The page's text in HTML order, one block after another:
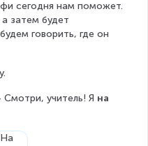
сегодня нам поможет.
затем будет
говорить, где он
учитель! Я на